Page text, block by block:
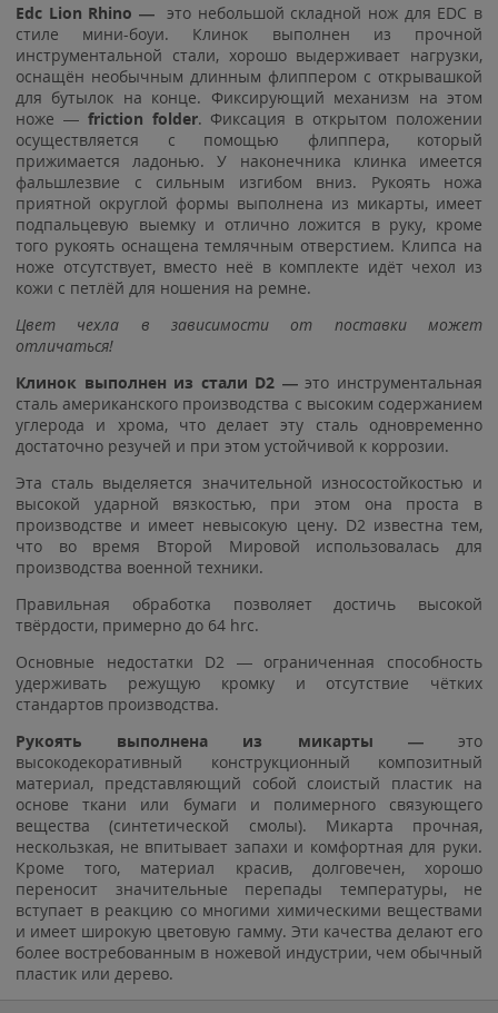
Edc Lion Rhino — это небольшой складной нож для EDC в
стиле мини-боуи. Клинок выполнен из прочной
инструментальной стали, хорошо выдерживает нагрузки,
оснащён необычным длинным флиппером с открывашкой
для бутылок на конце. Фиксирующий механизм на этом
ноже — friction folder. Фиксация в открытом положении
осуществляется с помощью флиппера, который
прижимается ладонью. У наконечника клинка имеется
фальшлезвие с сильным изгибом вниз. Рукоять ножа
приятной округлой формы выполнена из микарты, имеет
подпальцевую выемку и отлично ложится в руку, кроме
того рукоять оснащена темлячным отверстием. Клипса на
ноже отсутствует, вместо неё в комплекте идёт чехол из
кожи с петлёй для ношения на ремне.
Цвет чехла в зависимости от поставки может
отличаться!
Клинок выполнен из стали D2 —это инструментальная
сталь американского производства с высоким содержанием
углерода и хрома, что делает эту сталь одновременно
достаточно резучей и при этом устойчивой к коррозии.
Эта сталь выделяется значительной износостойкостью и
высокой ударной вязкостью, при этом она проста в
производстве и имеет невысокую цену. D2 известна тем,
что во время Второй Мировой использовалась для
производства военной техники.
Правильная обработка позволяет достичь высокой
твёрдости, примерно до 64 hrc.
Основные недостатки D2 — ограниченная способность
удерживать режущую кромку и отсутствие чётких
стандартов производства.
Рукоять выполнена из микарты —это
высокодекоративный конструкционный композитный
материал, представляющий собой слоистый пластик на
основе ткани или бумаги и полимерного связующего
вещества (синтетической смолы). Микарта прочная,
нескользкая, не впитывает запахи и комфортная для руки.
Кроме того, материал красив, долговечен, хорошо
переносит значительные перепады температуры, не
вступает в реакцию со многими химическими веществами
и имеет широкую цветовую гамму. Эти качества делают его
более востребованным в ножевой индустрии, чем обычный
пластик или дерево.